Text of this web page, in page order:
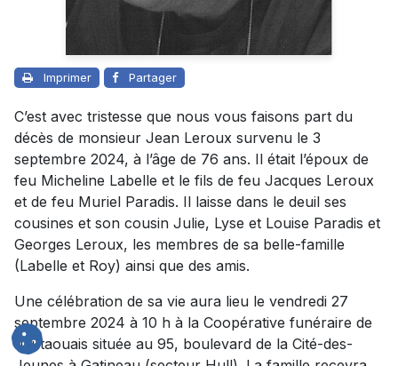
Imprimer Partager
C’est avec tristesse que nous vous faisons part du
décès de monsieur Jean Leroux survenu le 3
septembre 2024, à l’âge de 76 ans. Il était l’époux de
feu Micheline Labelle et le fils de feu Jacques Leroux
et de feu Muriel Paradis. Il laisse dans le deuil ses
cousines et son cousin Julie, Lyse et Louise Paradis et
Georges Leroux, les membres de sa belle-famille
(Labelle et Roy) ainsi que des amis.
Une célébration de sa vie aura lieu le vendredi 27
septembre 2024 à 10 h à la Coopérative funéraire de
l’Outaouais située au 95, boulevard de la Cité-des-